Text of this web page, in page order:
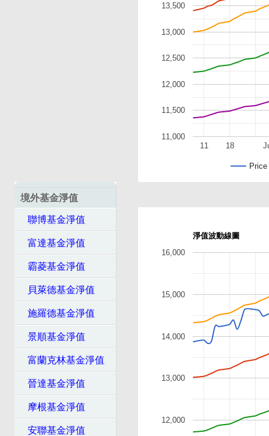
境外基金淨值
聯博基金淨值
富達基金淨值
霸菱基金淨值
貝萊德基金淨值
施羅德基金淨值
景順基金淨值
富蘭克林基金淨值
晉達基金淨值
摩根基金淨值
安聯基金淨值
Price
11 18
11,000
11,500
12,000
12,500
13,000
13,500
淨值波動線圖
12,000
13,000
14,000
15,000
16,000